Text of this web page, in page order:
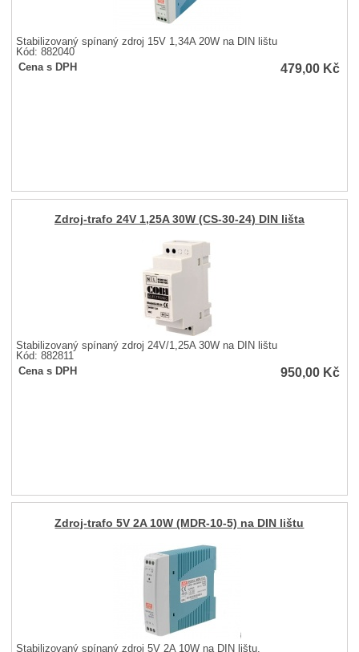
Stabilizovaný spínaný zdroj 15V 1,34A 20W na DIN lištu
Kód: 882040
Cena s DPH
479,00 Kč
Zdroj-trafo 24V 1,25A 30W (CS-30-24) DIN lišta
Stabilizovaný spínaný zdroj 24V/1,25A 30W na DIN lištu
Kód: 882811
Cena s DPH
950,00 Kč
Zdroj-trafo 5V 2A 10W (MDR-10-5) na DIN lištu
Stabilizovaný spínaný zdroj 5V 2A 10W na DIN lištu.